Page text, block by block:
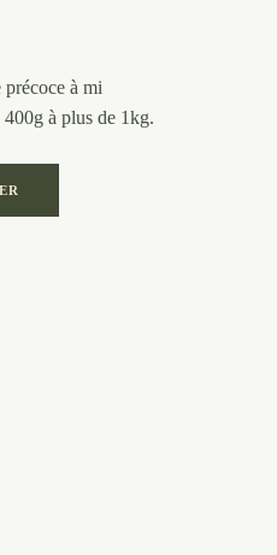
précoce à mi
à plus de 1kg.